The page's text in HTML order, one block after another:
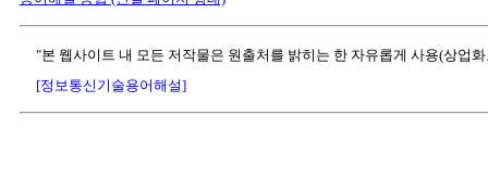
"본 웹사이트 내 모든 저작물은 원출처를 밝히는 한 자유롭게 사용(상업
[정보통신기술용어해설]